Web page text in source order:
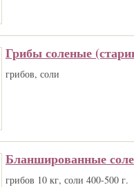
Грибы соленые
грибов, соли
Бланшированные
грибов 10 кг, соли 400-500 г.